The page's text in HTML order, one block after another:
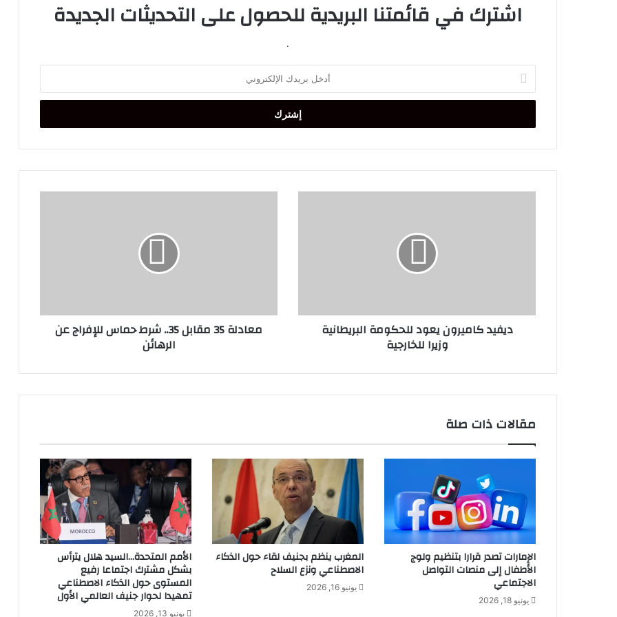
اشترك في قائمتنا البريدية للحصول على التحديثات الجديدة
.
بريدك
الإلكتروني
ديفيد كاميرون يعود للحكومة البريطانية
وزيرا للخارجية
الرهائن
معادلة 35 مقابل 35.. شرط حماس للإفراج عن
الرهائن
مقالات ذات صلة
الإمارات تصدر قرارا بتنظيم ولوج
الأطفال إلى منصات التواصل
الاجتماعي
يونيو 18, 2026
المغرب ينظم بجنيف لقاء حول الذكاء
الاصطناعي ونزع السلاح
يونيو 16, 2026
الأمم المتحدة…السيد هلال يترأس
بشكل مشترك اجتماعا رفيع
المستوى حول الذكاء الاصطناعي
تمهيدا لحوار جنيف العالمي الأول
يونيو 13, 2026